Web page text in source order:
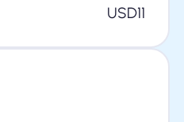
USD11